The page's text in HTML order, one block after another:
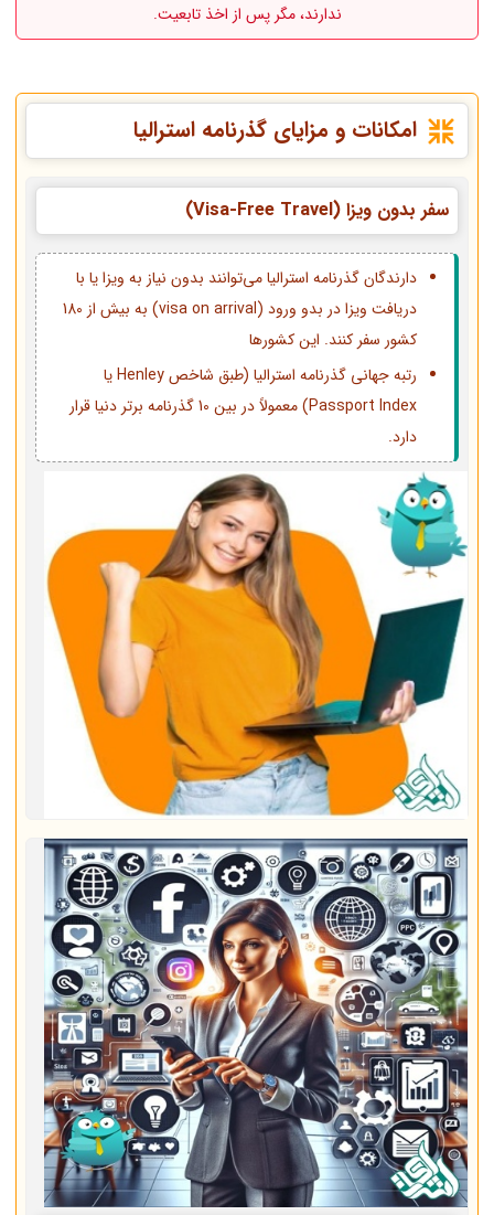
ندارند، مگر پس از اخذ تابعیت.
امکانات و مزایای گذرنامه استرالیا
سفر بدون ویزا (Visa-Free Travel)
دارندگان گذرنامه استرالیا می‌توانند بدون نیاز به ویزا یا با
دریافت ویزا در بدو ورود (visa on arrival) به بیش از 180
کشور سفر کنند. این کشورها
رتبه جهانی گذرنامه استرالیا (طبق شاخص Henley یا
Passport Index) معمولاً در بین 10 گذرنامه برتر دنیا قرار
دارد.